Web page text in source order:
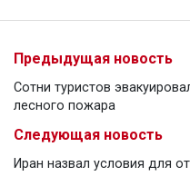
Предыдущая новость
Сотни туристов
лесного пожара
Следующая новость
Иран назвал условия для